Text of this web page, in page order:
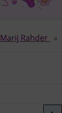
Marij Rahder